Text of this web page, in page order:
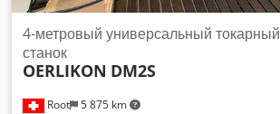
Root 5 875 km
4-метровый универсальный токарный
станок
OERLIKON DM2S